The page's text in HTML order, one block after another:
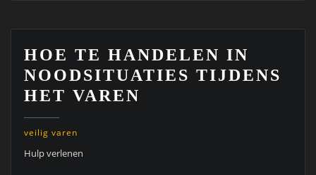
HOE TE HANDELEN IN
NOODSITUATIES TIJDENS
HET VAREN
veilig varen
Hulp verlenen